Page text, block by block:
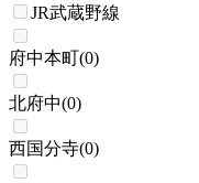
JR武蔵野線
府中本町(0)
北府中(0)
西国分寺(0)